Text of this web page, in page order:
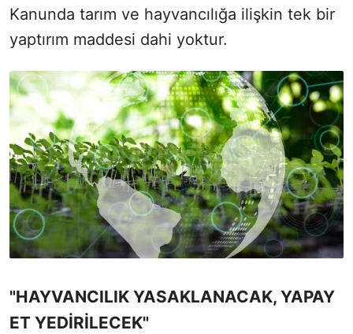
Kanunda tarım ve hayvancılığa ilişkin tek bir
yaptırım maddesi dahi yoktur.
"HAYVANCILIK YASAKLANACAK, YAPAY
ET YEDİRİLECEK"